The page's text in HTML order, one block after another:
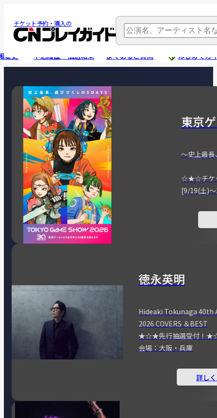
チケット予約・購入の
変更 申込履歴・抽選結果 よくあるご質問 はじめてガ
東京
～史上最長
☆★☆チケ
[9/19(土)
徳永英明
Hideaki Tokunaga 40th
2026 COVERS ＆BEST
★☆★先行抽選受付！
会場：大阪・兵庫
詳し